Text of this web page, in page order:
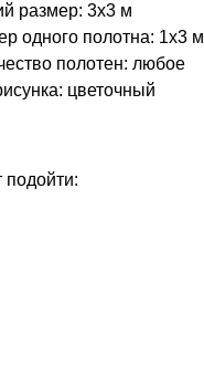
размер: 3x3 м
одного полотна: 1х3 м
полотен: любое
цветочный